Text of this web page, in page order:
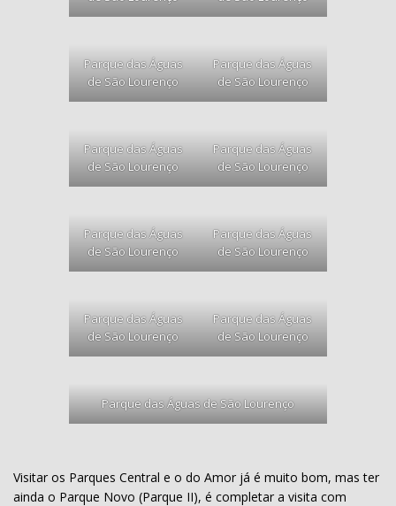
Parque das Águas
de São Lourenço
Parque das Águas
de São Lourenço
Parque das Águas
de São Lourenço
Parque das Águas
de São Lourenço
Parque das Águas
de São Lourenço
Parque das Águas
de São Lourenço
Parque das Águas
de São Lourenço
Parque das Águas
de São Lourenço
Parque das Águas de São Lourenço
Visitar os Parques Central e o do Amor já é muito bom, mas ter
ainda o Parque Novo (Parque II), é completar a visita com